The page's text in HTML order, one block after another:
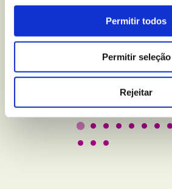
Permitir todos
Permitir seleção
Rejeitar
5 truques para
a qualidade do
Leer